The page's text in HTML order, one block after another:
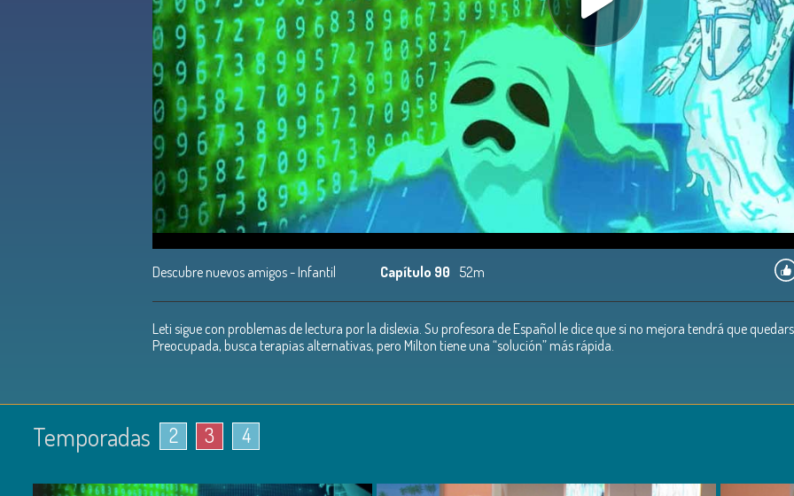
Descubre nuevos amigos - Infantil Capítulo 90 52m
Leti sigue con problemas de lectura por la dislexia. Su profesora de Español le dice que si no mejora tendrá que
Preocupada, busca terapias alternativas, pero Milton tiene una “solución” más rápida.
Temporadas 2 3 4